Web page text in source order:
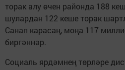
торак алу өчен районда 188
шулардан 122 кеше торак
Санап карасаң, моңа 117
биргәннәр.
Социаль ярдәмнең төрләре